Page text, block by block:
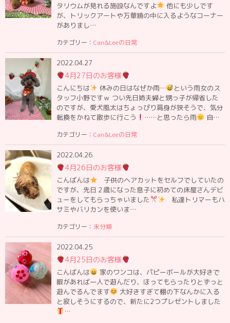
タリウムが見れる施設なんですよ
他にも少しです
が、トリックアートや万華鏡の中に入るようなコーナー
がありまし…
カテゴリー： Can&Leeの日常
2022.04.27
4月27日のお客様
こんにちは 休みの日はなぜか雨…
という雨女のス
タッフ小野ですｗ つい先日姉夫婦と甥っ子が帰省した
のですが、愛犬風太はちょっぴり肩身が狭そうで、気分
転換をかねて散歩に行こう
……と思ったら雨 自…
カテゴリー： Can&Leeの日常
2022.04.26
4月26日のお客様
こんばんは
子供のヘアカットをセルフでしていたの
ですが、先日２歳になった息子に初めての床屋さんデビ
ューをしてもらっちゃいました
私達トリマーもハ
サミやバリカンを使いま…
カテゴリー： 未分類
2022.04.25
4月25日のお客様
こんばんは
家のワンコは、パピーボールが大好きで
暇があれば一人で遊んだり、ほってもらったりとずっと
遊んでるんでます
大好きすぎて棚の下なんかに入る
と寂しそうにするので、新たに2つプレゼントしました
…